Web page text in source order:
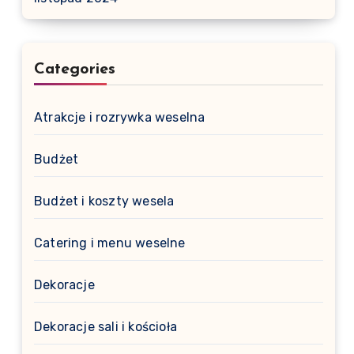
Categories
Atrakcje i rozrywka weselna
Budżet
Budżet i koszty wesela
Catering i menu weselne
Dekoracje
Dekoracje sali i kościoła